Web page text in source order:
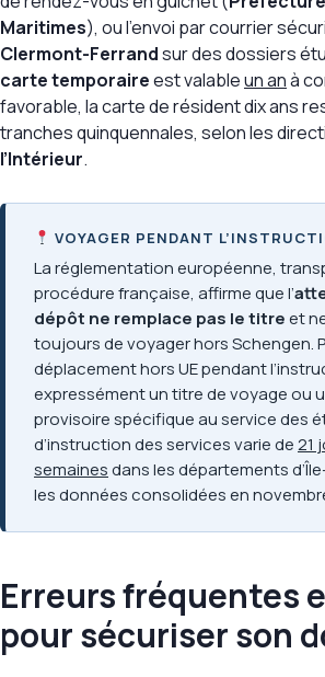
Maritimes), ou l’envoi par courrier
Clermont-Ferrandsur des dossiers
carte temporaireest valableun anà
favorable, la carte de résident dix ans
tranches quinquennales, selon les
l’Intérieur.
VOYAGER PENDANT
La réglementation européenne,
procédure française, affirme que l’
dépôt ne remplace pas le titreet
toujours de voyager hors Schengen.
déplacement hors UE pendant
expressément un titre de voyage ou
provisoire spécifique au service des
d’instruction des services varie de21
semainesdans les départements
les données consolidées en
Erreurs fréquentes
pour sécuriser son